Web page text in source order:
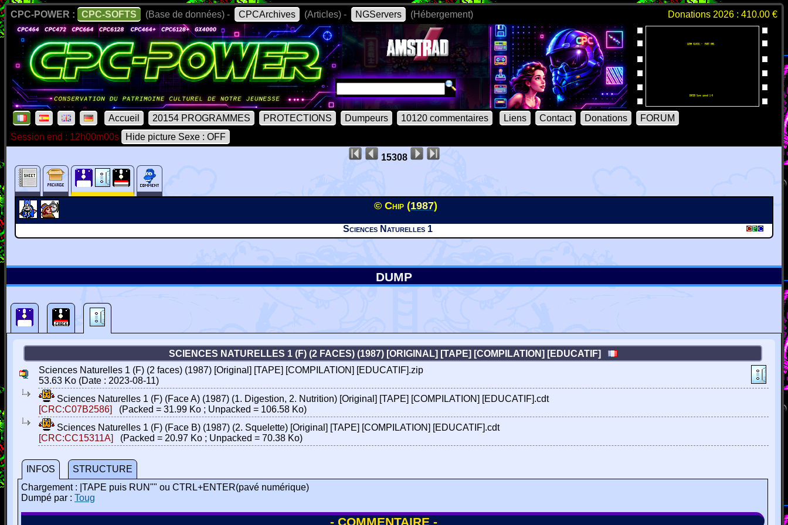
CPC-POWER : CPC-SOFTS (Base de données) - CPCArchives (Articles) - NGServers (Hébergement) Donations 2026 : 410.00 €
Accueil 20154 PROGRAMMES PROTECTIONS Dumpeurs 10120 commentaires Liens Contact Donations
FORUM
Session end : 12h00m00s
Hide picture Sexe : OFF
15308
© Chip (1987)
Sciences Naturelles 1
DUMP
SCIENCES NATURELLES 1 (F) (2 FACES) (1987) [ORIGINAL] [TAPE] [COMPILATION] [EDUCATIF]
Sciences Naturelles 1 (F) (2 faces) (1987) [Original] [TAPE] [COMPILATION] [EDUCATIF].zip
53.63 Ko (Date : 2023-08-11)
Sciences Naturelles 1 (F) (Face A) (1987) (1. Digestion, 2. Nutrition) [Original] [TAPE] [COMPILATION] [EDUCATIF].cdt
[CRC:C07B2586]
(Packed = 31.99 Ko ; Unpacked = 106.58 Ko)
Sciences Naturelles 1 (F) (Face B) (1987) (2. Squelette) [Original] [TAPE] [COMPILATION] [EDUCATIF].cdt
[CRC:CC15311A]
(Packed = 20.97 Ko ; Unpacked = 70.38 Ko)
INFOS
STRUCTURE
Chargement : |TAPE puis RUN"" ou CTRL+ENTER(pavé numérique)
Dumpé par : Toug
- COMMENTAIRE -